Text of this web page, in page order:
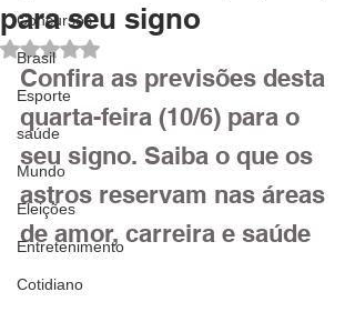
Concursos
Brasil
Esporte
saúde
Mundo
Eleições
Entretenimento
Cotidiano
para seu signo
Avaliado com NaN de 5 estrelas.
Confira as previsões desta
quarta-feira (10/6) para o
seu signo. Saiba o que os
astros reservam nas áreas
de amor, carreira e saúde